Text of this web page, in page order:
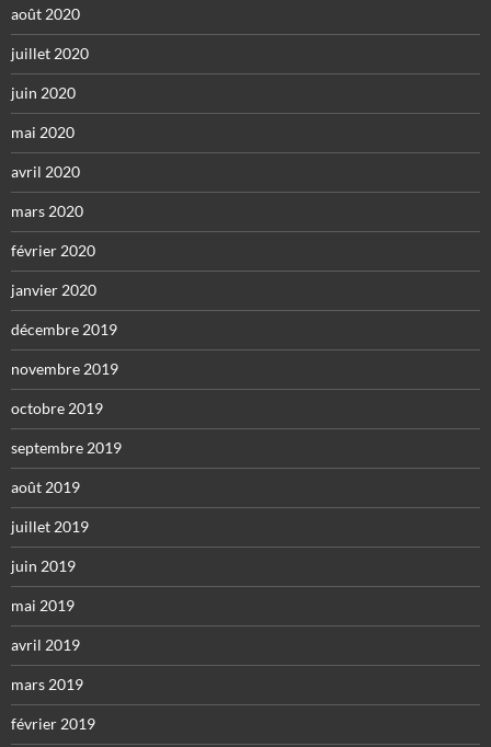
août 2020
juillet 2020
juin 2020
mai 2020
avril 2020
mars 2020
février 2020
janvier 2020
décembre 2019
novembre 2019
octobre 2019
septembre 2019
août 2019
juillet 2019
juin 2019
mai 2019
avril 2019
mars 2019
février 2019